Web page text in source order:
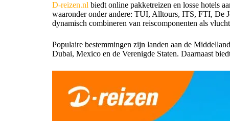
D-reizen.nl biedt online pakketreizen en losse hotels
waaronder onder andere: TUI, Alltours, ITS, FTI, De
dynamisch combineren van reiscomponenten als
Populaire bestemmingen zijn landen aan de
Dubai, Mexico en de Verenigde Staten. Daarnaast